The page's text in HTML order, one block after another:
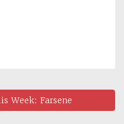
Week: Farsene